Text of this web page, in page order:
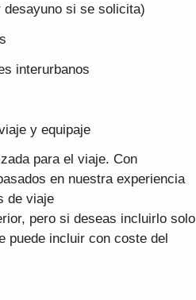
desayuno si se solicita)
interurbanos
y equipaje
para el viaje. Con
en nuestra experiencia
de viaje
pero si deseas incluirlo solo
puede incluir con coste del